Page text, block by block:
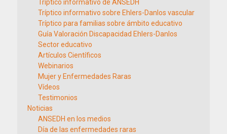
Tríptico informativo de ANSEDH
Tríptico informativo sobre Ehlers-Danlos vascular
Tríptico para familias sobre ámbito educativo
Guía Valoración Discapacidad Ehlers-Danlos
Sector educativo
Artículos Científicos
Webinarios
Mujer y Enfermedades Raras
Vídeos
Testimonios
Noticias
ANSEDH en los medios
Día de las enfermedades raras